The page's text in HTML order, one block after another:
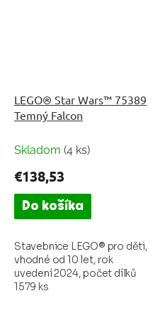
LEGO® Star Wars™ 75389
Temný Falcon
Skladom (4 ks)
€138,53
Do košíka
Stavebnice LEGO® pro děti,
vhodné od 10 let, rok
uvedení 2024, počet dílků
1579 ks